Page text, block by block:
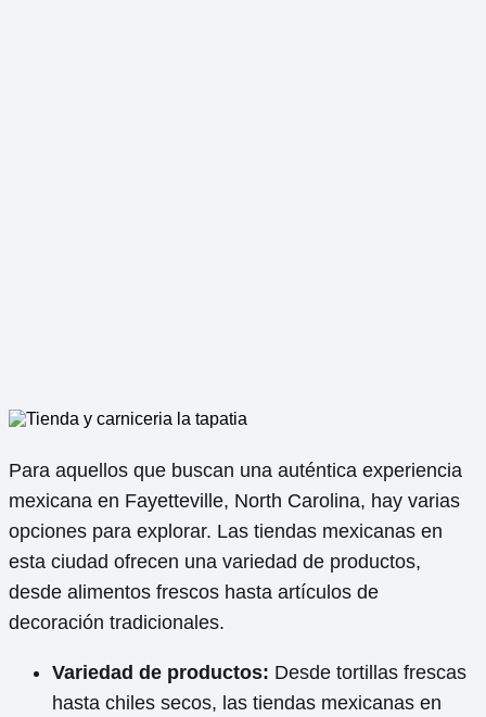
Para aquellos que buscan una auténtica experiencia
mexicana en Fayetteville, North Carolina, hay varias
opciones para explorar. Las tiendas mexicanas en
esta ciudad ofrecen una variedad de productos,
desde alimentos frescos hasta artículos de
decoración tradicionales.
Variedad de productos: Desde tortillas frescas
hasta chiles secos, las tiendas mexicanas en